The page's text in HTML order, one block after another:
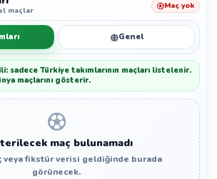
maçlar
Maç yok
Genel
sadece Türkiye takımlarının maçları listelenir.
maçlarını gösterir.
maç bulunamadı
veya fikstür verisi geldiğinde burada
görünecek.